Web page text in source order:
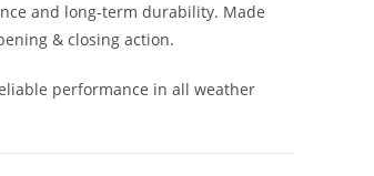
and long-term durability. Made
& closing action.
performance in all weather